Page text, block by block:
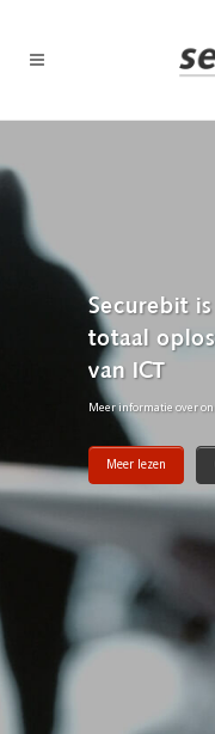
Securebit
totaal
van ICT
Meer informatie over
Meer lezen